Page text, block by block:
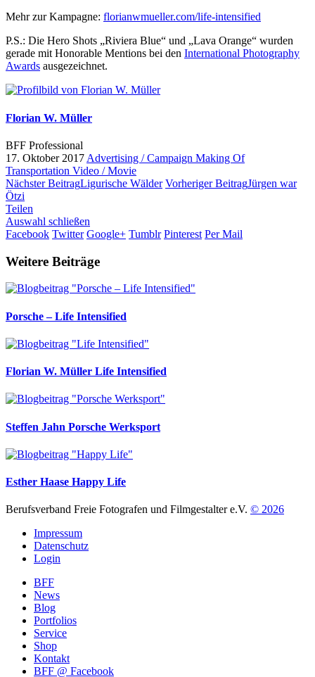
Mehr zur Kampagne: florianwmueller.com/life-intensified
P.S.: Die Hero Shots „Riviera Blue“ und „Lava Orange“ wurden
gerade mit Honorable Mentions bei den International Photography
Awards ausgezeichnet.
Florian W. Müller
BFF Professional
17. Oktober 2017 Advertising / Campaign Making Of
Transportation Video / Movie
Nächster BeitragLigurische Wälder Vorheriger BeitragJürgen war
Ötzi
Teilen
Auswahl schließen
Facebook Twitter Google+ Tumblr Pinterest Per Mail
Weitere Beiträge
Porsche – Life Intensified
Florian W. Müller Life Intensified
Steffen Jahn Porsche Werksport
Esther Haase Happy Life
Berufsverband Freie Fotografen und Filmgestalter e.V. © 2026
Impressum
Datenschutz
Login
BFF
News
Blog
Portfolios
Service
Shop
Kontakt
BFF @ Facebook